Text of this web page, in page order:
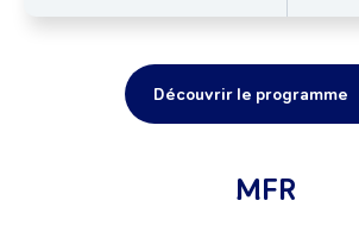
Découvrir le programme
MFR